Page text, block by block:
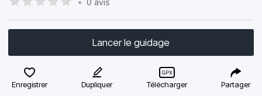
Lancer le guidage
Enregistrer Dupliquer Télécharger Partager